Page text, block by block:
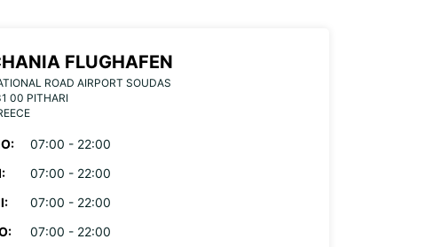
FLUGHAFEN
ROAD AIRPORT SOUDAS
00 PITHARI
07:00 - 22:00
07:00 - 22:00
07:00 - 22:00
07:00 - 22:00